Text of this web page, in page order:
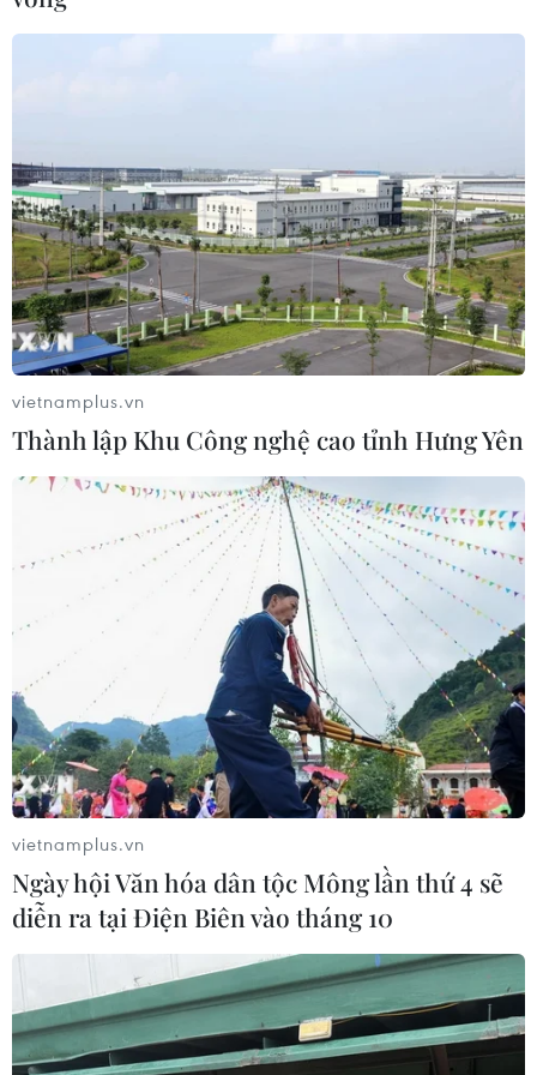
Mở rộng dịch vụ bao thanh toán để nâng
khả năng cạnh tranh
10/05/2016 04:45
Các doanh nghiệp vừa và nhỏ của Việt Nam cần được
làm quen với những công cụ tài trợ thương mại mới như
bao thanh toán để nâng cao khả năng cạnh tranh.
Xây dựng năng lực cạnh tranh cho nông
dân khi tham gia TPP
12/05/2016 08:40
Theo FAO, Việt Nam cần tăng thể chế, xây dựng năng
lực cạnh tranh cho người nông dân trong quá trình hội
nhập, nhất là với hiệp định TPP.
vietnamplus.vn
Thành lập Khu Công nghệ cao tỉnh Hưng Yên
vietnamplus.vn
Ngày hội Văn hóa dân tộc Mông lần thứ 4 sẽ
diễn ra tại Điện Biên vào tháng 10